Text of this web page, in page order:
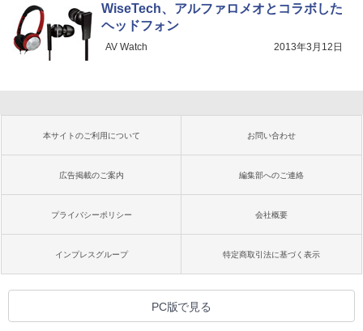
WiseTech、アルファロメオとコラボした
ヘッドフォン
AV Watch 2013年3月12日
本サイトのご利用について お問い合わせ
広告掲載のご案内 編集部へのご連絡
プライバシーポリシー 会社概要
インプレスグループ 特定商取引法に基づく表示
PC版で見る